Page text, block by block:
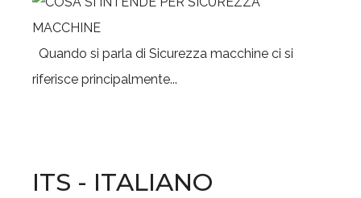
Quando si parla di Sicurezza macchine ci si
riferisce principalmente...
ITS - ITALIANO